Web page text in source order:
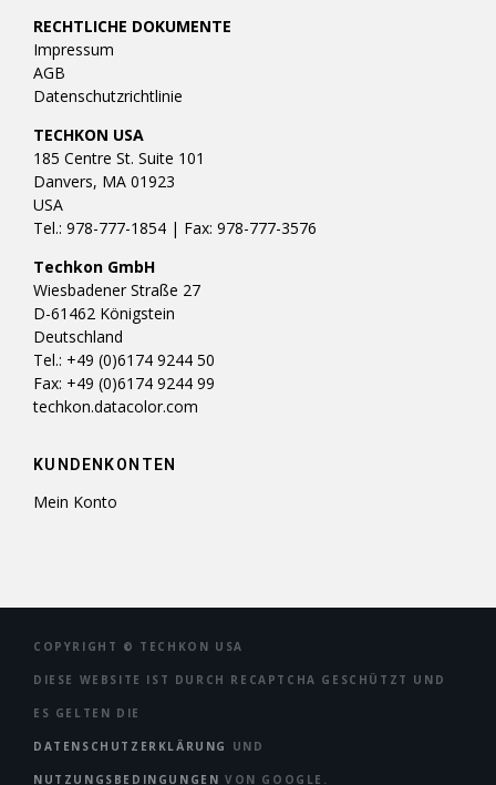
RECHTLICHE DOKUMENTE
Impressum
AGB
Datenschutzrichtlinie
TECHKON USA
185 Centre St. Suite 101
Danvers, MA 01923
USA
Tel.: 978-777-1854 | Fax: 978-777-3576
Techkon GmbH
Wiesbadener Straße 27
D-61462 Königstein
Deutschland
Tel.: +49 (0)6174 9244 50
Fax: +49 (0)6174 9244 99
techkon.datacolor.com
KUNDENKONTEN
Mein Konto
COPYRIGHT © TECHKON USA
DIESE WEBSITE IST DURCH RECAPTCHA GESCHÜTZT UND
ES GELTEN DIE
DATENSCHUTZERKLÄRUNG UND
NUTZUNGSBEDINGUNGEN VON GOOGLE.